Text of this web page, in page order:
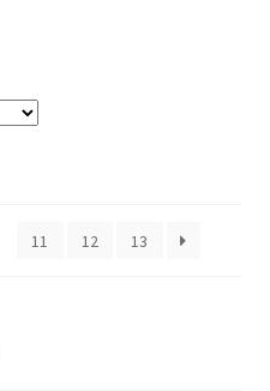
11 12 13